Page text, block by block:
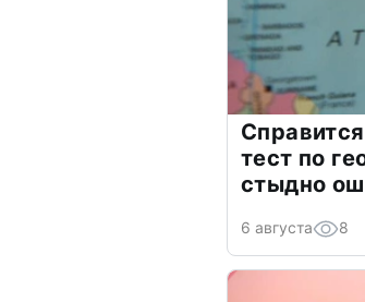
тест по
стыдно
6 августа 8